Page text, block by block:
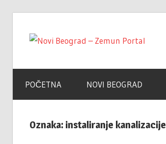
–
Adresar
POČETNA
NOVI BEOGRAD
Oznaka: instaliranje kanalizacije